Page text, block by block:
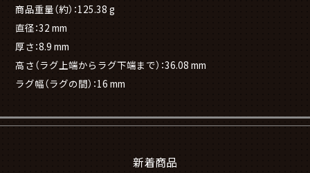
商品重量（約）：125.38 g
直径：32 mm
厚さ：8.9 mm
高さ（ラグ上端からラグ下端まで）：36.08 mm
ラグ幅（ラグの間）：16 mm
新着商品